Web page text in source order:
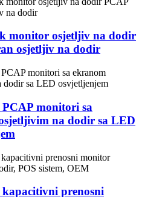
monitor osjetljiv na dodir
osjetljiv na dodir
monitori sa
na dodir sa LED
kapacitivni prenosni